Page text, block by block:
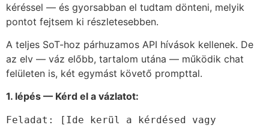
kéréssel — és gyorsabban el tudtam dönteni, melyik
pontot fejtsem ki részletesebben.
A teljes SoT-hoz párhuzamos API hívások kellenek. De
az elv — váz előbb, tartalom utána — működik chat
felületen is, két egymást követő prompttal.
1. lépés — Kérd el a vázlatot:
Feladat: [Ide kerül a kérdésed vagy